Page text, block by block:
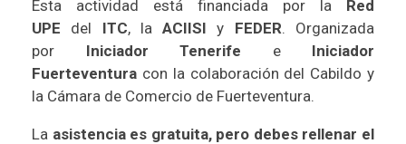
Esta actividad está financiada por la Red
UPE del ITC, laACIISI y FEDER. Organizada
por Iniciador Tenerife e Iniciador
Fuerteventura con la colaboración del Cabildo y
la Cámara de Comercio de Fuerteventura.
La asistencia es gratuita, pero debes rellenar el